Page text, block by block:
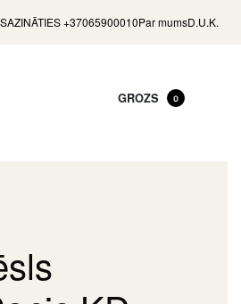
SAZINĀTIES +37065900010Par mumsD.U.K.
GROZS 0